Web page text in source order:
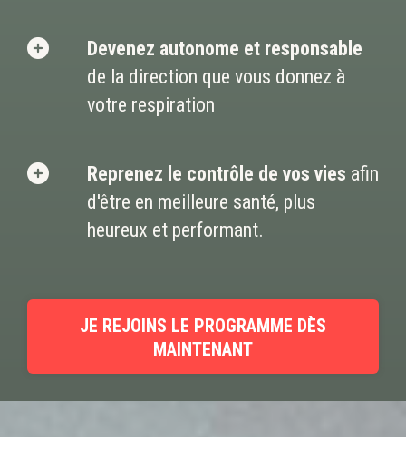
Devenez autonome et responsable
de la direction que vous donnez à
votre respiration
Reprenez le contrôle de vos vies afin
d'être en meilleure santé, plus
heureux et performant.
JE REJOINS LE PROGRAMME DÈS
MAINTENANT